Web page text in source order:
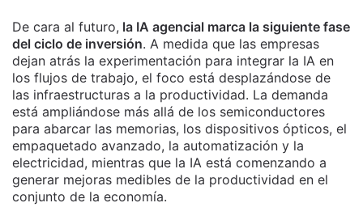
De cara al futuro, la IA agencial marca la siguiente fase
del ciclo de inversión. A medida que las empresas
dejan atrás la experimentación para integrar la IA en
los flujos de trabajo, el foco está desplazándose de
las infraestructuras a la productividad. La demanda
está ampliándose más allá de los semiconductores
para abarcar las memorias, los dispositivos ópticos, el
empaquetado avanzado, la automatización y la
electricidad, mientras que la IA está comenzando a
generar mejoras medibles de la productividad en el
conjunto de la economía.